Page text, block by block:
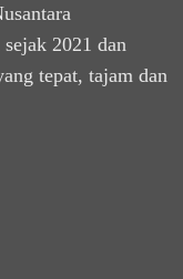
2021 dan
tepat, tajam dan